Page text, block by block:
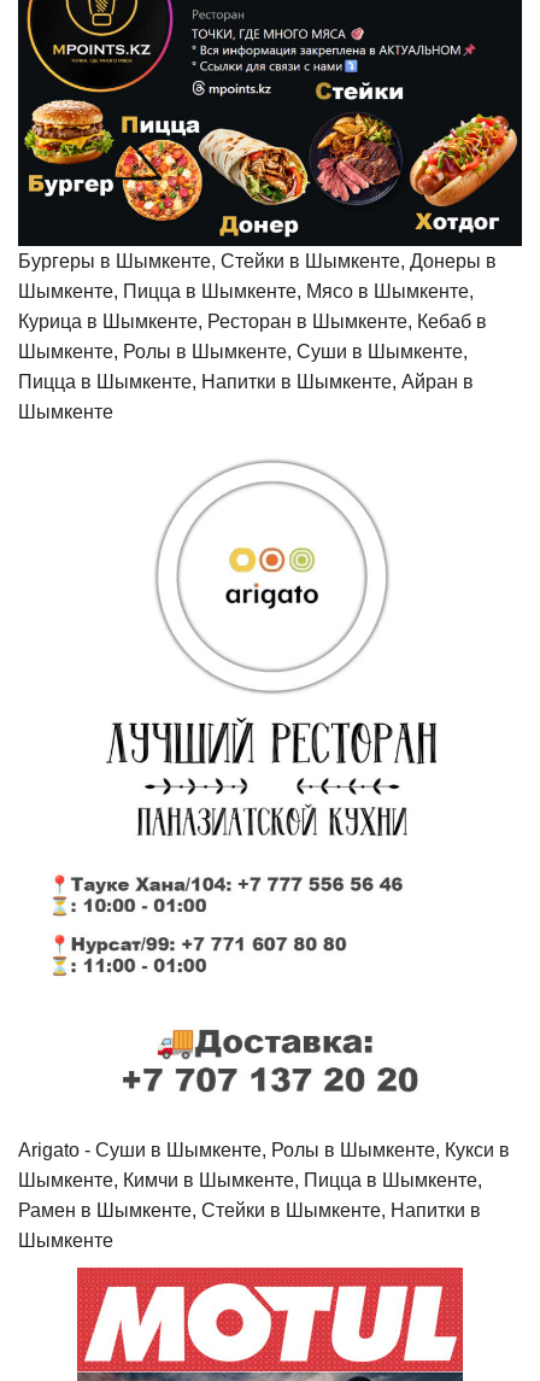
Бургеры в Шымкенте, Стейки в Шымкенте, Донеры в
Шымкенте, Пицца в Шымкенте, Мясо в Шымкенте,
Курица в Шымкенте, Ресторан в Шымкенте, Кебаб в
Шымкенте, Ролы в Шымкенте, Суши в Шымкенте,
Пицца в Шымкенте, Напитки в Шымкенте, Айран в
Шымкенте
Arigato - Cуши в Шымкенте, Ролы в Шымкенте, Кукси в
Шымкенте, Кимчи в Шымкенте, Пицца в Шымкенте,
Рамен в Шымкенте, Стейки в Шымкенте, Напитки в
Шымкенте